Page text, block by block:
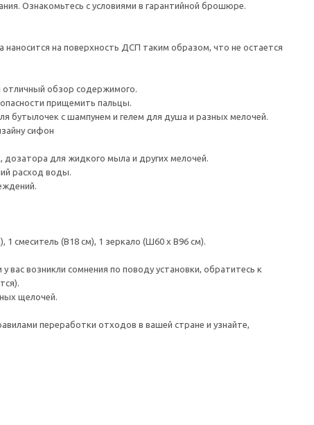
Ознакомьтесь с условиями в гарантийной брошюре.
на поверхность ДСП таким образом, что не остается
отличный обзор содержимого.
прищемить пальцы.
бутылочек с шампунем и гелем для душа и разных мелочей.
сифон
дозатора для жидкого мыла и других мелочей.
расход воды.
смеситель (В18 см), 1 зеркало (Ш60 x В96 см).
возникли сомнения по поводу установки, обратитесь к
щелочей.
переработки отходов в вашей стране и узнайте,